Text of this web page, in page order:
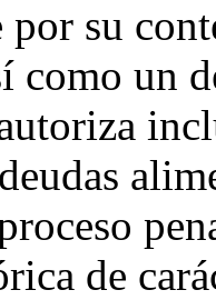
por su
como un
de